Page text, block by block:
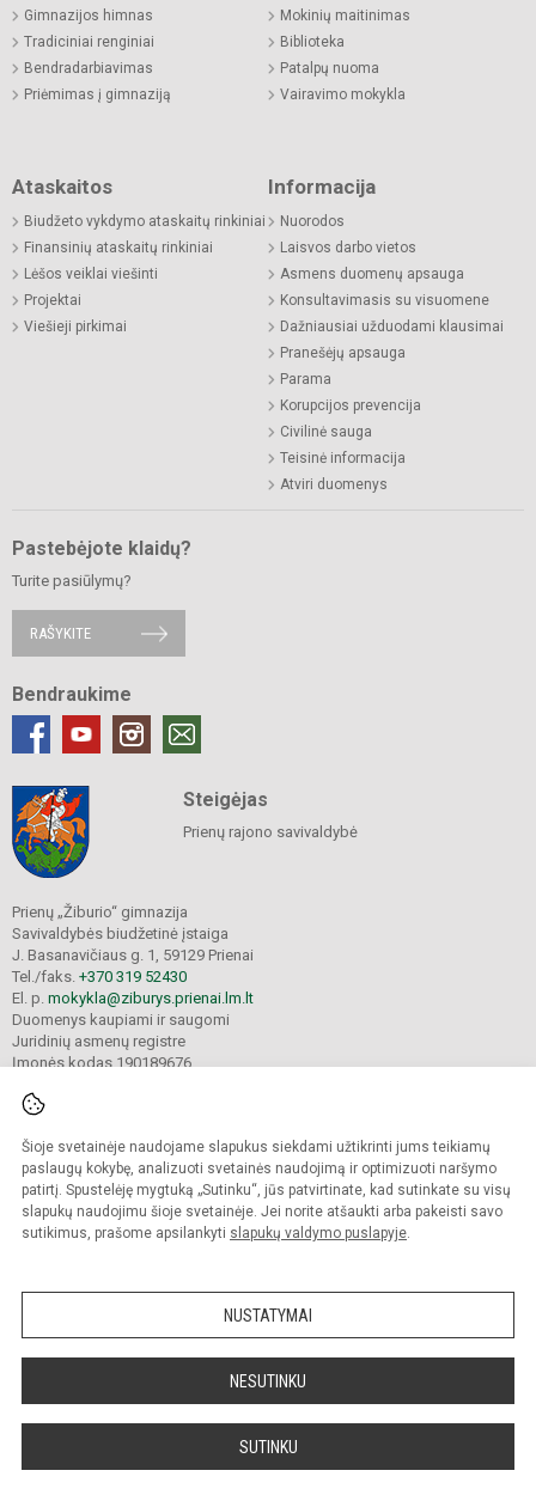
Šioje svetainėje naudojame slapukus siekdami užtikrinti jums teikiamų
paslaugų kokybę, analizuoti svetainės naudojimą ir optimizuoti naršymo
patirtį. Spustelėję mygtuką „Sutinku“, jūs patvirtinate, kad sutinkate su visų
slapukų naudojimu šioje svetainėje. Jei norite atšaukti arba pakeisti savo
sutikimus, prašome apsilankyti slapukų valdymo puslapyje.
NUSTATYMAI
NESUTINKU
SUTINKU
Gimnazijos himnas
Tradiciniai renginiai
Bendradarbiavimas
Priėmimas į gimnaziją
Mokinių maitinimas
Biblioteka
Patalpų nuoma
Vairavimo mokykla
Ataskaitos
Biudžeto vykdymo ataskaitų rinkiniai
Finansinių ataskaitų rinkiniai
Lėšos veiklai viešinti
Projektai
Viešieji pirkimai
Informacija
Nuorodos
Laisvos darbo vietos
Asmens duomenų apsauga
Konsultavimasis su visuomene
Dažniausiai užduodami klausimai
Pranešėjų apsauga
Parama
Korupcijos prevencija
Civilinė sauga
Teisinė informacija
Atviri duomenys
Pastebėjote klaidų?
Turite pasiūlymų?
RAŠYKITE
Bendraukime
Steigėjas
Prienų rajono savivaldybė
Prienų „Žiburio“ gimnazija
Savivaldybės biudžetinė įstaiga
J. Basanavičiaus g. 1, 59129 Prienai
Tel./faks. +370 319 52430
El. p. mokykla@ziburys.prienai.lm.lt
Duomenys kaupiami ir saugomi
Juridinių asmenų registre
Įmonės kodas 190189676
© 2023 Prienų "Žiburio" gimnazija. Visos teisės saugomos.
Kopijuoti turinį be raštiško gimnazijos sutikimo griežtai draudžiama.
Versija neįgaliesiems Slapukų politika
Sumanus būdas atnaujinti